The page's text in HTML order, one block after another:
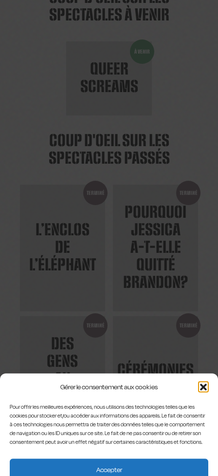
Gérer le consentement aux cookies
Pour offrir les meilleures expériences, nous utilisons des technologies telles que les
cookies pour stocker et/ou accéder aux informations des appareils. Le fait de consentir
à ces technologies nous permettra de traiter des données telles que le comportement
de navigation ou les ID uniques sur ce site. Le fait de ne pas consentir ou de retirer son
consentement peut avoir un effet négatif sur certaines caractéristiques et fonctions.
Accepter
SPECTACLES À VENIR
QUEER
SCREAMS
À VENIR
COUP D'OEIL SUR LES
SPECTACLES PASSÉS
L’ENCLOS
DE
L’ÉLÉPHANT
TERMINÉ
POURQUOI
JESSICA
A-T-ELLE
QUITTÉ
BRANDON?
TERMINÉ
DES
GENS
AU
TERMINÉ
CÉRÉMONIES
TERMINÉ